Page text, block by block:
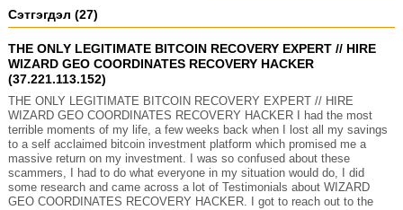
Сэтгэгдэл (27)
THE ONLY LEGITIMATE BITCOIN RECOVERY EXPERT // HIRE
WIZARD GEO COORDINATES RECOVERY HACKER
(37.221.113.152)
THE ONLY LEGITIMATE BITCOIN RECOVERY EXPERT // HIRE
WIZARD GEO COORDINATES RECOVERY HACKER I had the most
terrible moments of my life, a few weeks back when I lost all my savings
to a self acclaimed bitcoin investment platform which promised me a
massive return on my investment. I was so confused about these
scammers, I had to do what everyone in my situation would do, I did
some research and came across a lot of Testimonials about WIZARD
GEO COORDINATES RECOVERY HACKER. I got to reach out to the